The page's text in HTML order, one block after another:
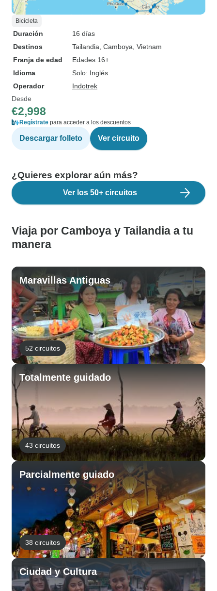
Bicicleta
Duración
16 días
Destinos
Tailandia , Camboya , Vietnam
Franja de edad
Edades 16+
Idioma
Solo: Inglés
Operador
Indotrek
Desde
€2,998
Regístrate para acceder a los descuentos
Descargar folleto Ver circuito
¿Quieres explorar aún más?
Ver los 50+ circuitos
Viaja por Camboya y Tailandia a tu
manera
Maravillas Antiguas
52 circuitos
Totalmente guidado
43 circuitos
Parcialmente guiado
38 circuitos
Ciudad y Cultura